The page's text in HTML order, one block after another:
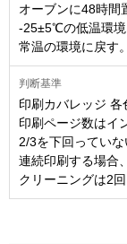
オーブンに48時間
-25±5℃の低温環境
常温の環境に戻す
印刷カバレッジ 各
印刷ページ数はイ
2/3を下回っていな
連続印刷する場合
クリーニングは2回